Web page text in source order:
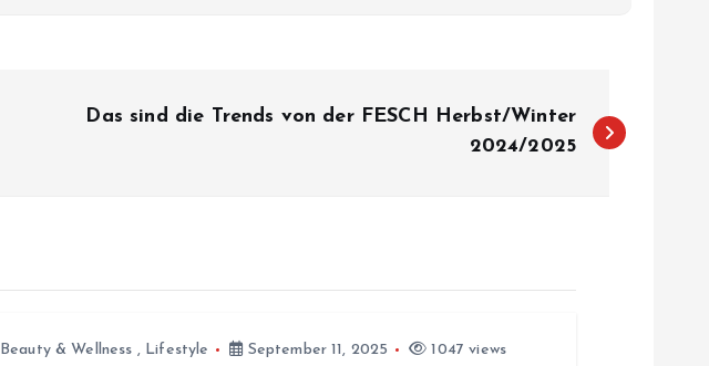
Das sind die Trends von der FESCH Herbst/Winter
2024/2025
Beauty & Wellness , Lifestyle September 11, 2025 1047 views